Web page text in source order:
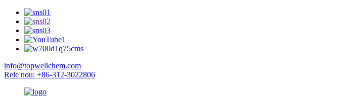
info@topwellchem.com
Rele nou: +86-312-3022806